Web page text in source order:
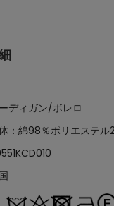
ディガン/ボレロ
：綿98％ポリエステ